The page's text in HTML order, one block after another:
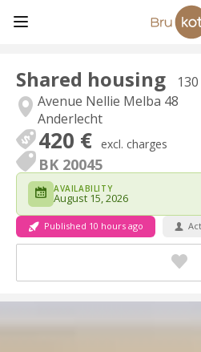
Shared housing
Avenue Nellie Melba 48
Anderlecht
420 € excl. charges
BK 20045
AVAILABILITY
August 15, 2026
Published 10 hours ago